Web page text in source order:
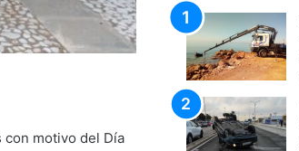
motivo del Día